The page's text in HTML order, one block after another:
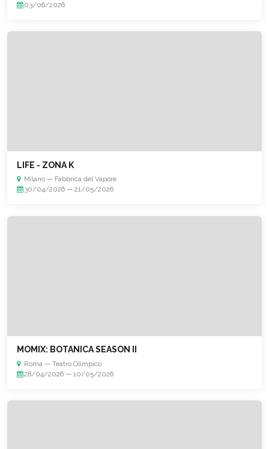
03/06/2026
LIFE - ZONA K
Milano — Fabbrica del Vapore
30/04/2026 — 21/05/2026
MOMIX: BOTANICA SEASON II
Roma — Teatro Olimpico
28/04/2026 — 10/05/2026